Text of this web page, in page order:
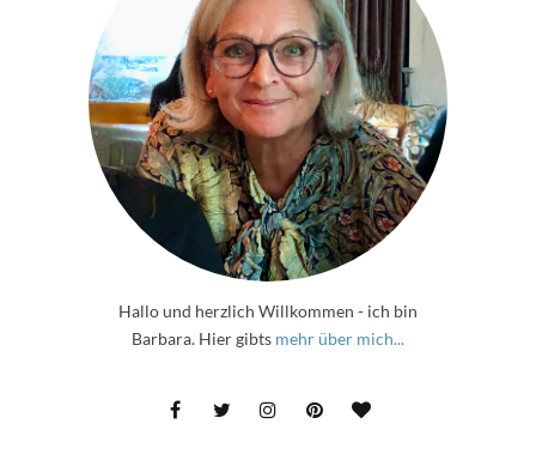
Hallo und herzlich Willkommen - ich bin
Barbara. Hier gibts mehr über mich...